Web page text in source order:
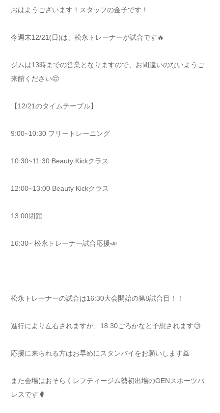
おはようございます！スタッフの金子です！
今週末12/21(日)は、松永トレーナーが試合です🔥
ジムは13時までの営業となりますので、お間違いのないようご
来館ください😌
【12/21のタイムテーブル】
9:00~10:30 フリートレーニング
10:30~11:30 Beauty Kickクラス
12:00~13:00 Beauty Kickクラス
13:00閉館
16:30~ 松永トレーナー試合応援📣
松永トレーナーの試合は16:30大会開始の第8試合目！！
進行により左右されますが、18:30ごろかなと予想されます🧐
応援に来られる方はお早めにスタンバイをお願いします🙇
また会場はおそらくレフティージム勢初出場のGENスポーツパ
レスです🥊